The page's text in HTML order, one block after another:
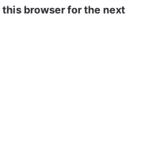
browser for the next